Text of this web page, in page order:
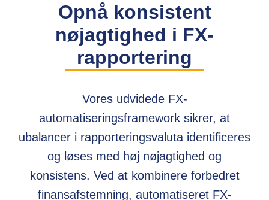
Opnå konsistent
nøjagtighed i FX-
rapportering
Vores udvidede FX-
automatiseringsframework sikrer, at
ubalancer i rapporteringsvaluta identificeres
og løses med høj nøjagtighed og
konsistens. Ved at kombinere forbedret
finansafstemning, automatiseret FX-